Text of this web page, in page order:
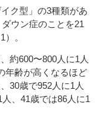
ク型」の3種類があ
ウン症のことを21
。
約600〜800人に1人
年齢が高くなるほど
30歳で952人に1人
、41歳では86人に1